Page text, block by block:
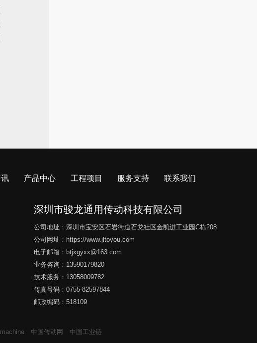
产品中心 工程项目 服务支持 联系我们
深圳市骏龙通用传动科技有限公司
公司地址：深圳市宝安区石岩街道石龙社区金凯进工业园C栋208
公司网址： https://www.jltoyou.com
电子邮箱： btjxgyxx@163.com
业务咨询：13590179820
技术服务：13058009782
传真号码：0755-82597844
邮政编码：518109
中国传动网 中国工业链